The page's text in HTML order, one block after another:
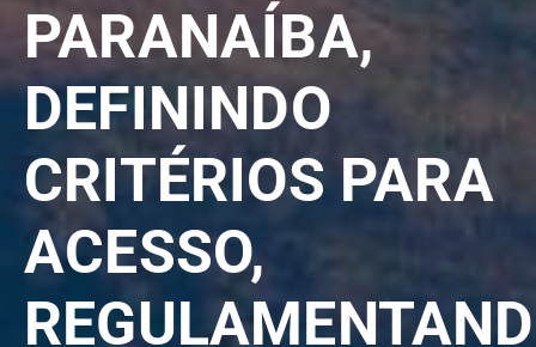
PARANAÍBA,
DEFININDO
CRITÉRIOS PARA
ACESSO,